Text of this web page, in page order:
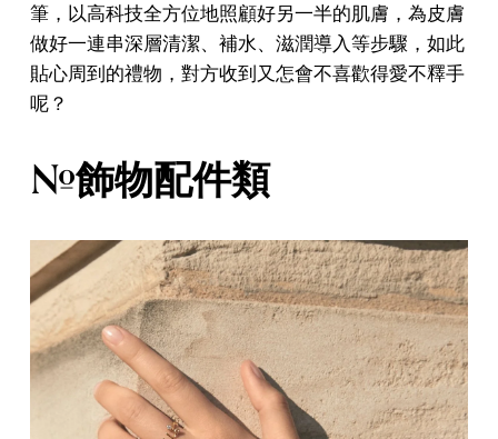
筆，以高科技全方位地照顧好另一半的肌膚，為皮膚
做好一連串深層清潔、補水、滋潤導入等步驟，如此
貼心周到的禮物，對方收到又怎會不喜歡得愛不釋手
呢？
#飾物配件類